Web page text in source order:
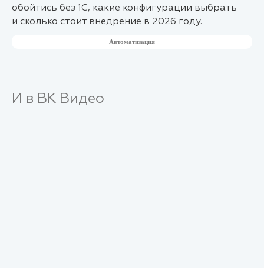
обойтись без 1С, какие конфигурации выбрать
и сколько стоит внедрение в 2026 году.
Автоматизация
И в ВК Видео